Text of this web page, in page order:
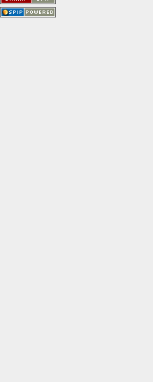
(401 - Invalid API key. Please see
https://openweathermap.org/faq#error401